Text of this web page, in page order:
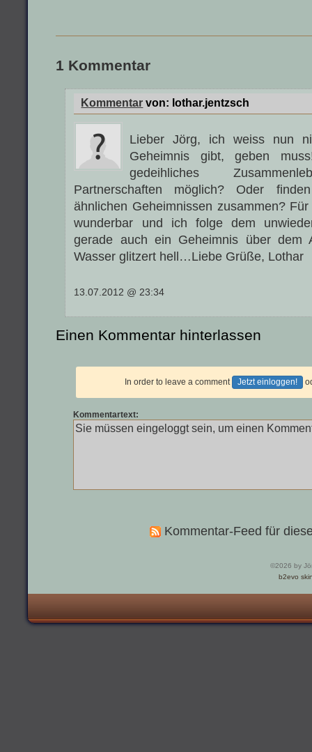
1 Kommentar
Kommentar von: lothar.jentzsch
Lieber Jörg, ich weiss nun
Geheimnis gibt, geben
gedeihliches
Partnerschaften möglich? Oder
ähnlichen Geheimnissen zusammen?
wunderbar und ich folge dem
gerade auch ein Geheimnis über dem
Wasser glitzert hell…Liebe Grüße, Lothar
13.07.2012 @ 23:34
Einen Kommentar hinterlassen
In order to leave a comment Jetzt einloggen!
Kommentartext:
Kommentar-Feed für
©2026 by
b2evo